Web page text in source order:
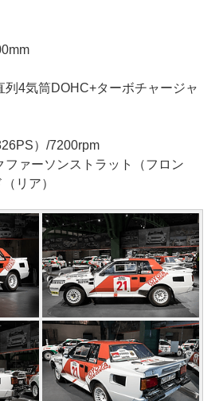
列4気筒DOHC+ターボチャージャ
）/7200rpm
ファーソンストラット（フロン
リア）